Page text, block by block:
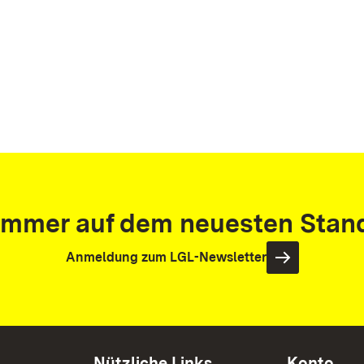
auf dem neuesten
Anmeldung zum LGL-Newsletter